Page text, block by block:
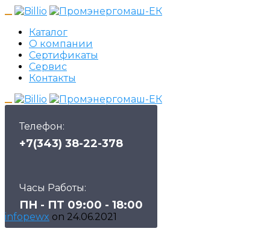
Каталог
О компании
Сертификаты
Сервис
Контакты
Телефон:
+7(343) 38-22-378
Часы Работы:
ПН - ПТ 09:00 - 18:00
infopewx on 24.06.2021